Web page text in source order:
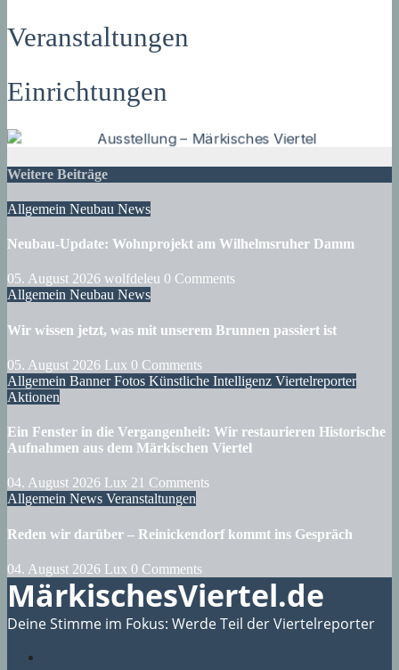
Veranstaltungen
Einrichtungen
Weitere Beiträge
Allgemein Neubau News
Neubau-Update: Wohnprojekt am Wilhelmsruher Damm
05. August 2026 wolfdeleu 0 Comments
Allgemein Neubau News
Wir wissen jetzt, was mit unserem Brunnen passiert ist
05. August 2026 Lux 0 Comments
Allgemein BannerFotos Künstliche Intelligenz Viertelreporter
Aktionen
Ein Fenster in die Vergangenheit: Wir restaurieren Historische
Aufnahmen aus dem Märkischen Viertel
04. August 2026 Lux 21 Comments
Allgemein News Veranstaltungen
Reden wir darüber – Reinickendorf kommt ins Gespräch
04. August 2026 Lux 0 Comments
MärkischesViertel.de
Deine Stimme im Fokus: Werde Teil der Viertelreporter